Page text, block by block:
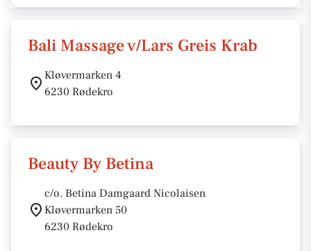
Bali Massage v/Lars Greis Krab
Kløvermarken 4
6230 Rødekro
Beauty By Betina
c/o. Betina Damgaard Nicolaisen
Kløvermarken 50
6230 Rødekro